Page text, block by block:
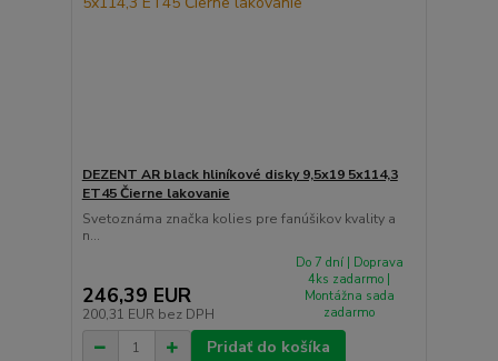
DEZENT AR black hliníkové disky 9,5x19 5x114,3
ET45 Čierne lakovanie
Svetoznáma značka kolies pre fanúšikov kvality a
n...
246,39 EUR
200,31 EUR bez DPH
Do 7 dní | Doprava
4ks zadarmo |
Montážna sada
zadarmo
Pridať do košíka